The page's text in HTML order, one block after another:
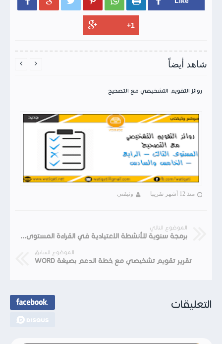
شاهد أيضاً
روائز التقويم التشخيصي مع التصحيح
منذ 12 أشهر تقريبا وثيقتي
 
الموضوع التالي
برمجة سنوية للأنشطة الاعتيادية في القراءة المستوى الثالث الرابع الخامس والسادس
الموضوع السابق
تقرير تقويم تشخيصي مع خطة الدعم بصيغة WORD
التعليقات